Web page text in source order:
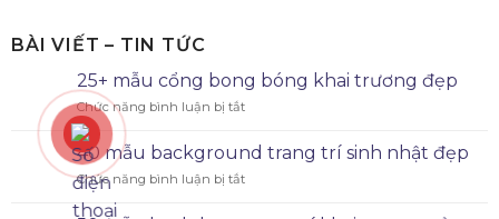
BÀI VIẾT – TIN TỨC
25+ mẫu cổng bong bóng khai trương đẹp
Chức năng bình luận bị tắt
40 mẫu background trang trí sinh nhật đẹp
Chức năng bình luận bị tắt